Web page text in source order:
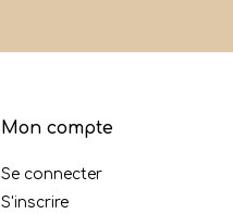
Mon compte
Se connecter
S'inscrire